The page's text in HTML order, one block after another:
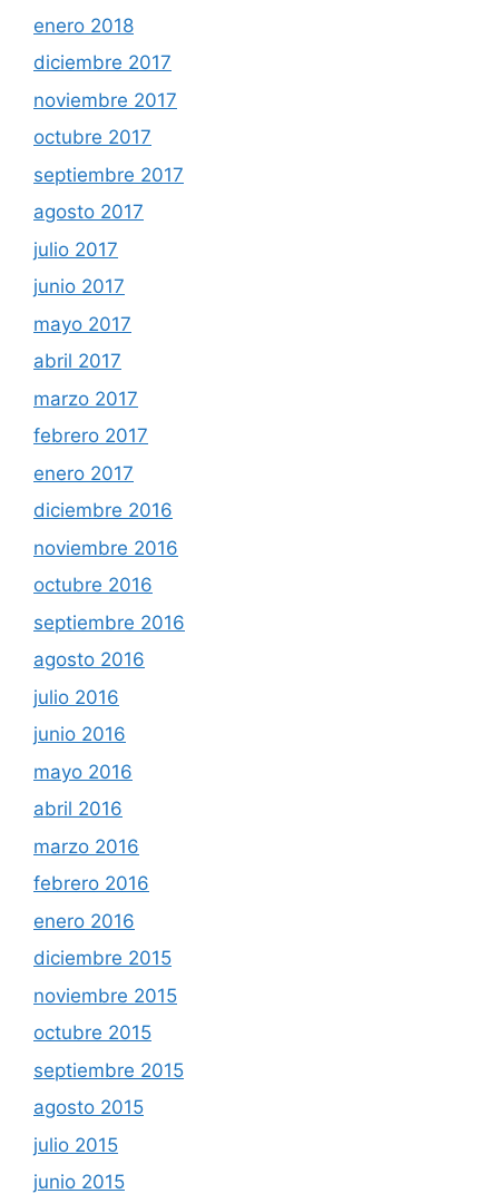
enero 2018
diciembre 2017
noviembre 2017
octubre 2017
septiembre 2017
agosto 2017
julio 2017
junio 2017
mayo 2017
abril 2017
marzo 2017
febrero 2017
enero 2017
diciembre 2016
noviembre 2016
octubre 2016
septiembre 2016
agosto 2016
julio 2016
junio 2016
mayo 2016
abril 2016
marzo 2016
febrero 2016
enero 2016
diciembre 2015
noviembre 2015
octubre 2015
septiembre 2015
agosto 2015
julio 2015
junio 2015